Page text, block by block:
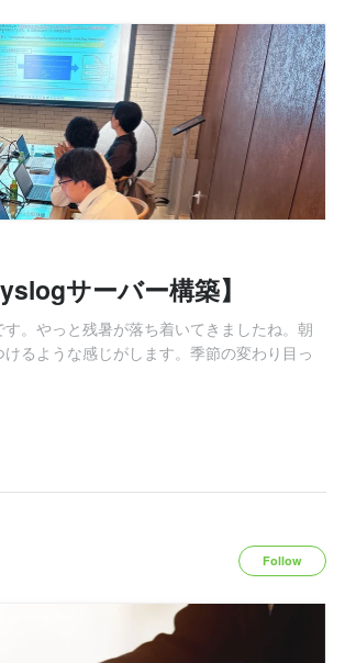
サーバー構築】
。やっと残暑が落ち着いてきましたね。朝
るような感じがします。季節の変わり目っ
Follow